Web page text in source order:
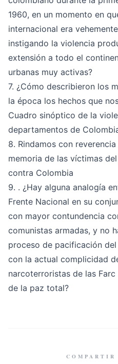
1960, en un momento en
internacional era
instigando la violencia
extensión a todo el
urbanas muy activas?
7. ¿Cómo describieron los
la época los hechos que
Cuadro sinóptico de la
departamentos de
8. Rindamos con
memoria de las víctimas
contra Colombia
9. . ¿Hay alguna analogía
Frente Nacional en su
con mayor contundencia
comunistas armadas, y no
proceso de pacificación
con la actual complicidad
narcoterroristas de las
de la paz total?